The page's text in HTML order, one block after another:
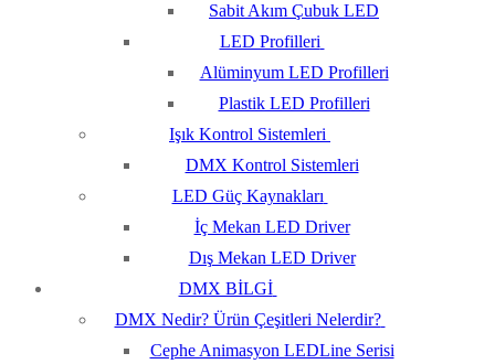
Sabit Akım Çubuk LED
LED Profilleri
Alüminyum LED Profilleri
Plastik LED Profilleri
Işık Kontrol Sistemleri
DMX Kontrol Sistemleri
LED Güç Kaynakları
İç Mekan LED Driver
Dış Mekan LED Driver
DMX BİLGİ
DMX Nedir? Ürün Çeşitleri Nelerdir?
Cephe Animasyon LEDLine Serisi